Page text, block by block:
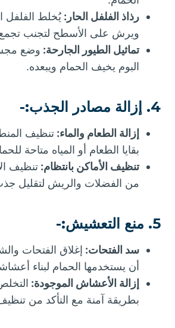
رذاذ الفلفل الحار: يُخلط الفلفل
ويرش على الأسطح لتجنب تجمع
تماثيل الطيور الجارحة: وضع
البوم يخيف الحمام ويبعده.
4. إزالة مصادر الجذب:-
إزالة الطعام والماء: تنظيف
بقايا الطعام أو المياه متاحة
تنظيف الأماكن بانتظام: تنظيف
من الفضلات والريش لتقليل
5. منع التعشيش:-
سد الفتحات: إغلاق الفتحات
أن يستخدمها الحمام لبناء
إزالة الأعشاش الموجودة:
بطريقة آمنة مع التأكد من